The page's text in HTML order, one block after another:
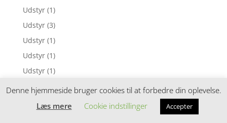
Udstyr (1)
Udstyr (3)
Udstyr (1)
Udstyr (1)
Udstyr (1)
Udstyr
Denne hjemmeside bruger cookies til at forbedre din oplevelse.
Læs mere
Cookie indstillinger Accepter